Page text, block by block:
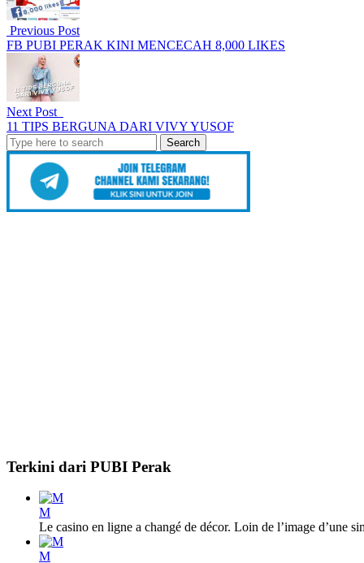
Previous Post
FB PUBI PERAK KINI MENCECAH 8,000 LIKES
Next Post
11 TIPS BERGUNA DARI VIVY YUSOF
Search
for:
Terkini dari PUBI Perak
M
Le casino en ligne a changé de décor. Loin de l’image d’une
M